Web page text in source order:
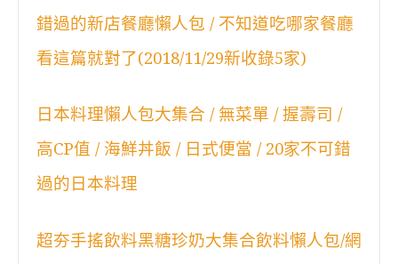
錯過的新店餐廳懶人包 / 不知道吃哪家餐廳
看這篇就對了(2018/11/29新收錄5家)
日本料理懶人包大集合 / 無菜單 / 握壽司 /
高CP值 / 海鮮丼飯 / 日式便當 / 20家不可錯
過的日本料理
超夯手搖飲料黑糖珍奶大集合飲料懶人包/網